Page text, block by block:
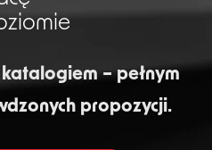
– pełnym
propozycji.